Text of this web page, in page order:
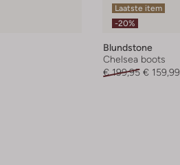
Laatste item
-20%
Blundstone
Chelsea boots
€ 199,95 € 159,99